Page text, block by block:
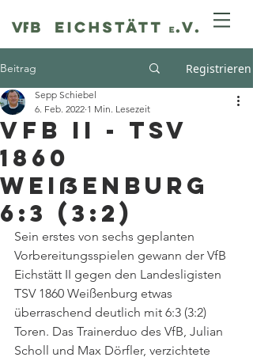
Beitrag Registrieren
VfB II - TSV
1860
Weißenburg
6:3 (3:2)
Sepp Schiebel
6. Feb. 2022 1 Min. Lesezeit
Sein erstes von sechs geplanten
Vorbereitungsspielen gewann der VfB
Eichstätt II gegen den Landesligisten
TSV 1860 Weißenburg etwas
überraschend deutlich mit 6:3 (3:2)
Toren. Das Trainerduo des VfB, Julian
Scholl und Max Dörfler, verzichtete